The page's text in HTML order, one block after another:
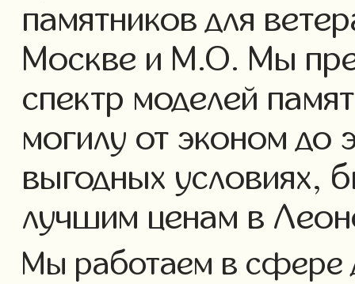
памятников для
Москве и М.О. Мы
спектр моделей
могилу от эконом до
выгодных условиях,
лучшим ценам в
Мы работаем в сфере